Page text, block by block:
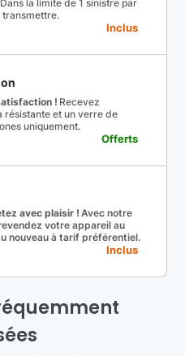
la limite de 1 sinistre par
transmettre.
Inclus
! Recevez
résistante et un verre de
uniquement.
Offerts
avec plaisir ! Avec notre
votre appareil au
nouveau à tarif préférentiel.
Inclus